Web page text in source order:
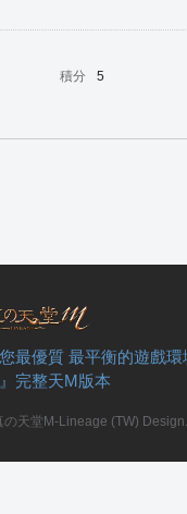
積分
5
最優質 最平衡的遊戲
完整天M版本
の天堂M-Lineage (TW)